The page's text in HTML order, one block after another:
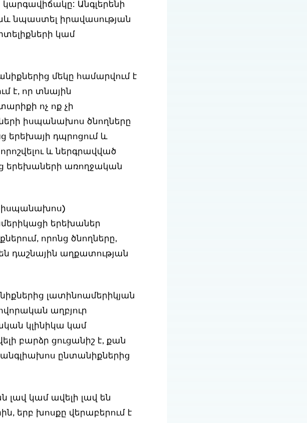
Անգլերենի
նպաստել իրավասության
կամ
մեկը համարվում է
է, որ տնային
ոչ ոք չի
իսպանախոս ծնողները
երեխայի դպրոցում և
և ներգրավված
երեխաների առողջական
իսպանախոս)
երեխաներ
որոնց ծնողները,
դաշնային աղքատության
լատինոամերիկյան
աղբյուր
կլինիկա կամ
բարձր ցուցանիշ է, քան
ընտանիքներից
լավ կամ ավելի լավ են
երբ խոսքը վերաբերում է